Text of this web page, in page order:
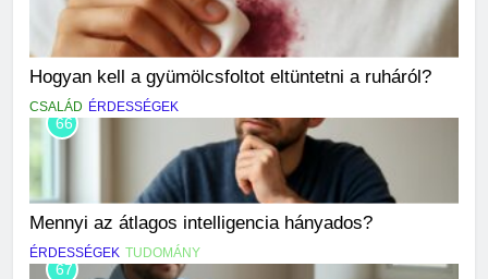
Hogyan kell a gyümölcsfoltot eltüntetni a ruháról?
CSALÁD ÉRDESSÉGEK
66
Mennyi az átlagos intelligencia hányados?
ÉRDESSÉGEK TUDOMÁNY
67